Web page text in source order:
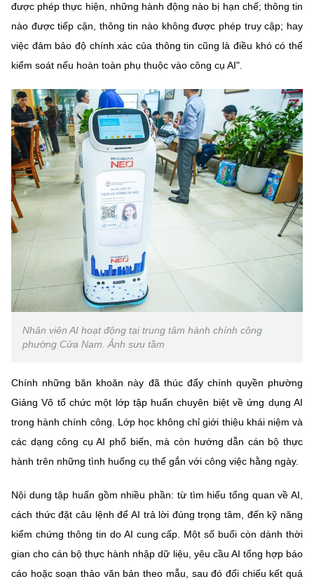
Điều khoản sử dụng Theo dõi MST: Góp ý
Cơ quan chủ quản: Bộ Khoa học và Công nghệ (MST)
Chịu trách nhiệm nội dung: Nguyễn Thị Hải Hằng
Liên hệ
Địa chỉ: Ban Biên tập Cổng TTĐT - 18 Nguyễn Du, TP. Hà Nội
Điện thoại: 024 3936 9506
Email:stc@mst.gov.vn
©2026 Bản quyền thuộc Bộ Khoa Học và Công Nghệ
(Ghi rõ nguồn "https://mst.gov.vn" khi phát hành lại thông tin từ
website này)
được phép thực hiện, những hành động nào bị hạn chế; thông tin
nào được tiếp cận, thông tin nào không được phép truy cập; hay
việc đảm bảo độ chính xác của thông tin cũng là điều khó có thể
kiểm soát nếu hoàn toàn phụ thuộc vào công cụ AI".
Nhân viên AI hoạt động tại trung tâm hành chính công
phường Cửa Nam. Ảnh sưu tầm
Chính những băn khoăn này đã thúc đẩy chính quyền phường
Giảng Võ tổ chức một lớp tập huấn chuyên biệt về ứng dụng AI
trong hành chính công. Lớp học không chỉ giới thiệu khái niệm và
các dạng công cụ AI phổ biến, mà còn hướng dẫn cán bộ thực
hành trên những tình huống cụ thể gắn với công việc hằng ngày.
Nội dung tập huấn gồm nhiều phần: từ tìm hiểu tổng quan về AI,
cách thức đặt câu lệnh để AI trả lời đúng trọng tâm, đến kỹ năng
kiểm chứng thông tin do AI cung cấp. Một số buổi còn dành thời
gian cho cán bộ thực hành nhập dữ liệu, yêu cầu AI tổng hợp báo
cáo hoặc soạn thảo văn bản theo mẫu, sau đó đối chiếu kết quả